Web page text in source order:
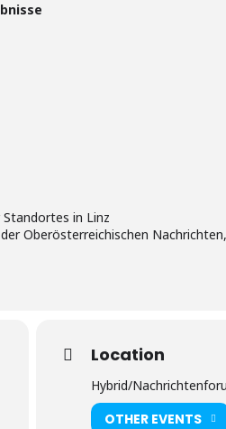
in Linz
Oberösterreichischen
Location
Hybrid/
OTHER EVENTS